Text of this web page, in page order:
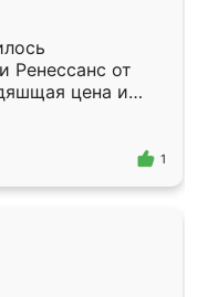
Ренессанс от
цена и
Приехавший
самый
1